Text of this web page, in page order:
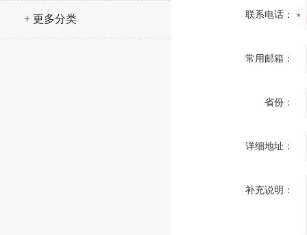
+ 更多分类 联系电话：
常用邮箱：
省份：
详细地址：
补充说明：